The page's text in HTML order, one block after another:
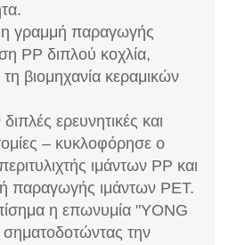
γραμμή παραγωγής
PP διπλού κοχλία,
βιομηχανία κεραμικών
ερευνητικές και
– κυκλοφόρησε ο
ιμάντων PP και
παραγωγής ιμάντων PET.
η επωνυμία "YONG
την